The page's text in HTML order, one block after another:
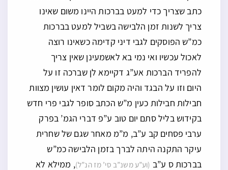
כתב שצריך כדי למעט בברכות היינו משום שאינו
צריך לשנות זמן הלבישה בשביל למעט בברכות
כמ”ש הפוסקים לגבי דיני קדימה כשאינו רוצה
לאכול עכשיו ואי נמי בא לאשמעינן שאין צריך
להפריד הברכות אע”ג דקיימא לן שברכה זו על
היום וזו על הבגד והיה מקום לומר דאין עושין מצוות
חבילות חבילות כעין מ”ש הכתב סופר לגבי פרי חדש
בקידוש בליל סתם יום טוב ע”פ דברי הגמ’ בפרק
ערבי פסחים קב ע”ב, מ”מ מאחר שגם של שחרית
עיקר התקנה היתה לברך בזמן הלבישה כמ”ש
בברכות ס ע”ב (וע”ע משנ”ב סי’ מז הנ”ל), ממילא לא